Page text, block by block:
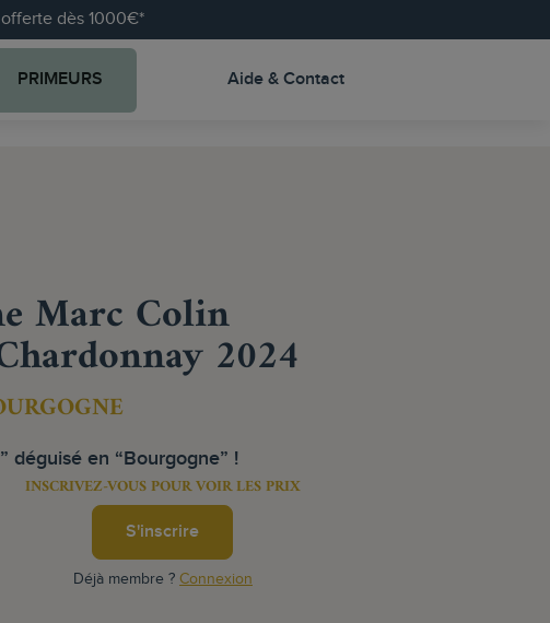
offerte dès 1000€*
PRIMEURS Aide & Contact
Marc Colin
2024
déguisé en “Bourgogne” !
INSCRIVEZ-VOUS POUR VOIR LES PRIX
S'inscrire
Déjà membre ? Connexion